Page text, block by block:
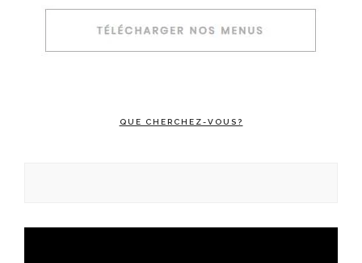
QUE CHERCHEZ-VOUS?